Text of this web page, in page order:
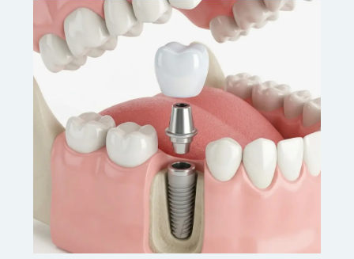
ESTÉTICA ODONTOLÓGICA
Clareamento Dental
Dentes significativamente mais claros em
poucas sessões, com segurança e conforto.
VER DETALHES